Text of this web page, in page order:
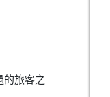
旅客之